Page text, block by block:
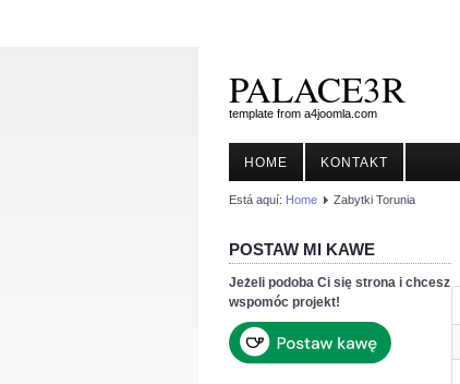
PALACE3R
template from a4joomla.com
HOME KONTAKT
Está aquí: Home Zabytki Torunia
POSTAW MI KAWE
Jeżeli podoba Ci się strona i chcesz
wspomóc projekt!